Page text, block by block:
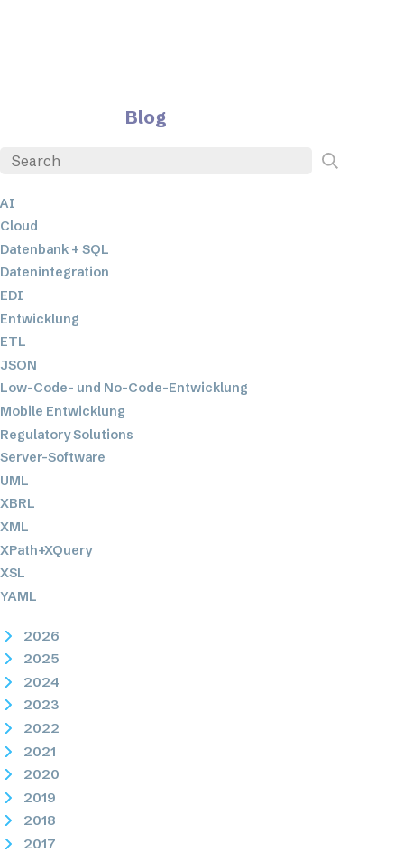
Blog
AI
Cloud
Datenbank + SQL
Datenintegration
EDI
Entwicklung
ETL
JSON
Low-Code- und No-Code-Entwicklung
Mobile Entwicklung
Regulatory Solutions
Server-Software
UML
XBRL
XML
XPath+XQuery
XSL
YAML
2026
2025
2024
2023
2022
2021
2020
2019
2018
2017